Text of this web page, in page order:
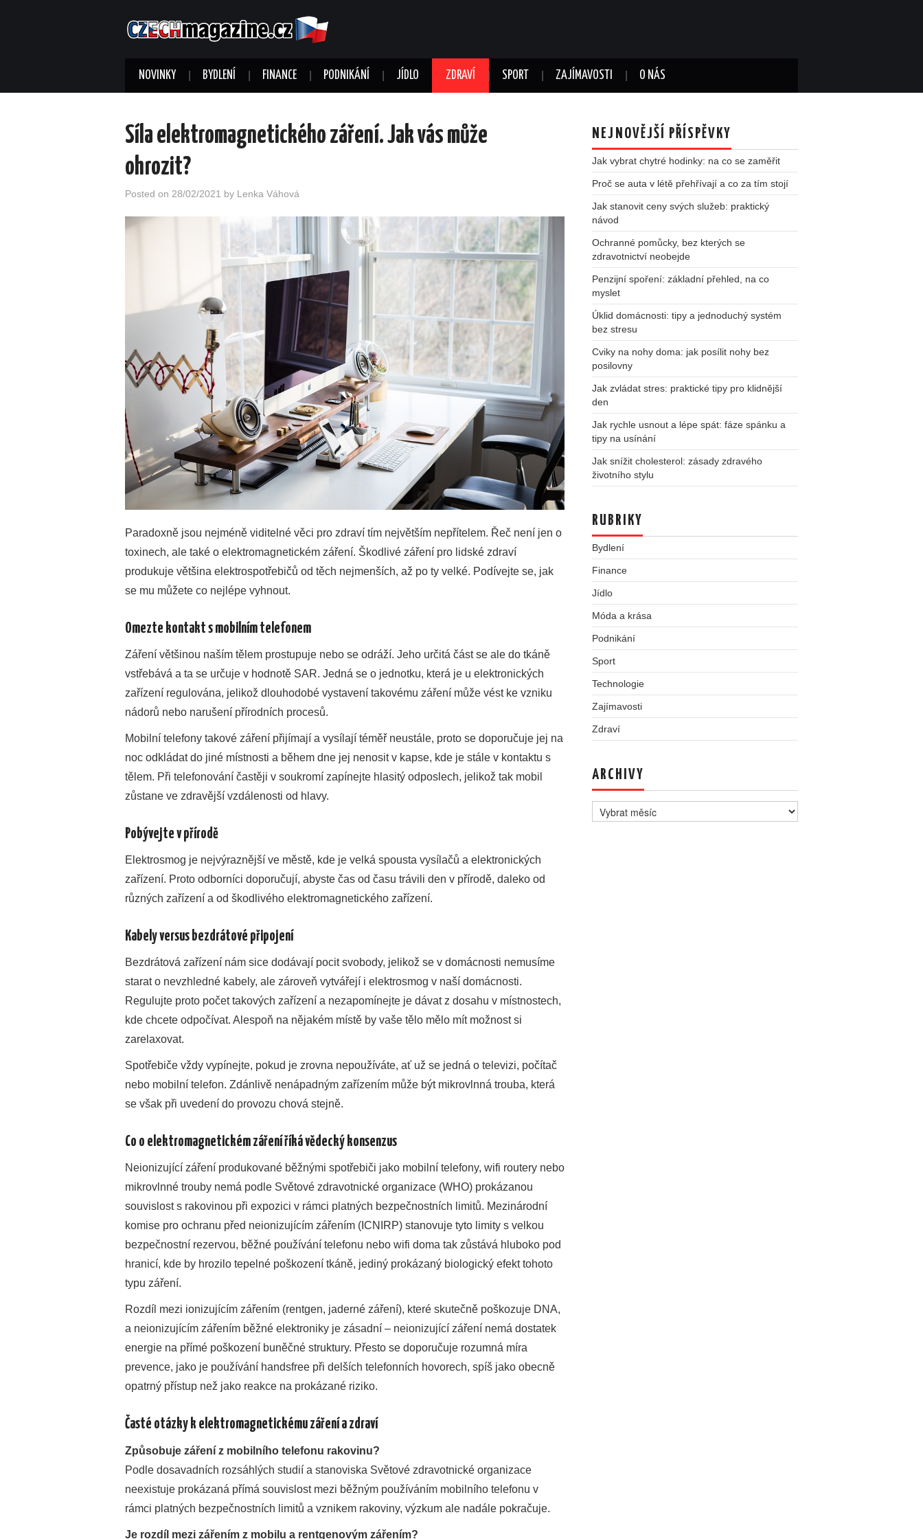
NOVINKY BYDLENÍ FINANCE PODNIKÁNÍ JÍDLO ZDRAVÍ SPORT ZAJÍMAVOSTI O NÁS
Síla elektromagnetického záření. Jak vás může
ohrozit?
Posted on 28/02/2021 by Lenka Váhová
Paradoxně jsou nejméně viditelné věci pro zdraví tím největším nepřítelem. Řeč není jen o
toxinech, ale také o elektromagnetickém záření. Škodlivé záření pro lidské zdraví
produkuje většina elektrospotřebičů od těch nejmenších, až po ty velké. Podívejte se, jak
se mu můžete co nejlépe vyhnout.
Omezte kontakt s mobilním telefonem
Záření většinou naším tělem prostupuje nebo se odráží. Jeho určitá část se ale do tkáně
vstřebává a ta se určuje v hodnotě SAR. Jedná se o jednotku, která je u elektronických
zařízení regulována, jelikož dlouhodobé vystavení takovému záření může vést ke vzniku
nádorů nebo narušení přírodních procesů.
Mobilní telefony takové záření přijímají a vysílají téměř neustále, proto se doporučuje jej na
noc odkládat do jiné místnosti a během dne jej nenosit v kapse, kde je stále v kontaktu s
tělem. Při telefonování častěji v soukromí zapínejte hlasitý odposlech, jelikož tak mobil
zůstane ve zdravější vzdálenosti od hlavy.
Pobývejte v přírodě
Elektrosmog je nejvýraznější ve městě, kde je velká spousta vysílačů a elektronických
zařízení. Proto odborníci doporučují, abyste čas od času trávili den v přírodě, daleko od
různých zařízení a od škodlivého elektromagnetického zařízení.
Kabely versus bezdrátové připojení
Bezdrátová zařízení nám sice dodávají pocit svobody, jelikož se v domácnosti nemusíme
starat o nevzhledné kabely, ale zároveň vytvářejí i elektrosmog v naší domácnosti.
Regulujte proto počet takových zařízení a nezapomínejte je dávat z dosahu v místnostech,
kde chcete odpočívat. Alespoň na nějakém místě by vaše tělo mělo mít možnost si
zarelaxovat.
Spotřebiče vždy vypínejte, pokud je zrovna nepoužíváte, ať už se jedná o televizi, počítač
nebo mobilní telefon. Zdánlivě nenápadným zařízením může být mikrovlnná trouba, která
se však při uvedení do provozu chová stejně.
Co o elektromagnetickém záření říká vědecký konsenzus
Neionizující záření produkované běžnými spotřebiči jako mobilní telefony, wifi routery nebo
mikrovlnné trouby nemá podle Světové zdravotnické organizace (WHO) prokázanou
souvislost s rakovinou při expozici v rámci platných bezpečnostních limitů. Mezinárodní
komise pro ochranu před neionizujícím zářením (ICNIRP) stanovuje tyto limity s velkou
bezpečnostní rezervou, běžné používání telefonu nebo wifi doma tak zůstává hluboko pod
hranicí, kde by hrozilo tepelné poškození tkáně, jediný prokázaný biologický efekt tohoto
typu záření.
Rozdíl mezi ionizujícím zářením (rentgen, jaderné záření), které skutečně poškozuje DNA,
a neionizujícím zářením běžné elektroniky je zásadní – neionizující záření nemá dostatek
energie na přímé poškození buněčné struktury. Přesto se doporučuje rozumná míra
prevence, jako je používání handsfree při delších telefonních hovorech, spíš jako obecně
opatrný přístup než jako reakce na prokázané riziko.
Časté otázky k elektromagnetickému záření a zdraví
Způsobuje záření z mobilního telefonu rakovinu?
Podle dosavadních rozsáhlých studií a stanoviska Světové zdravotnické organizace
neexistuje prokázaná přímá souvislost mezi běžným používáním mobilního telefonu v
rámci platných bezpečnostních limitů a vznikem rakoviny, výzkum ale nadále pokračuje.
Je rozdíl mezi zářením z mobilu a rentgenovým zářením?
NEJNOVĚJŠÍ PŘÍSPĚVKY
Jak vybrat chytré hodinky: na co se zaměřit
Proč se auta v létě přehřívají a co za tím stojí
Jak stanovit ceny svých služeb: praktický
návod
Ochranné pomůcky, bez kterých se
zdravotnictví neobejde
Penzijní spoření: základní přehled, na co
myslet
Úklid domácnosti: tipy a jednoduchý systém
bez stresu
Cviky na nohy doma: jak posílit nohy bez
posilovny
Jak zvládat stres: praktické tipy pro klidnější
den
Jak rychle usnout a lépe spát: fáze spánku a
tipy na usínání
Jak snížit cholesterol: zásady zdravého
životního stylu
RUBRIKY
Bydlení
Finance
Jídlo
Móda a krása
Podnikání
Sport
Technologie
Zajímavosti
Zdraví
ARCHIVY